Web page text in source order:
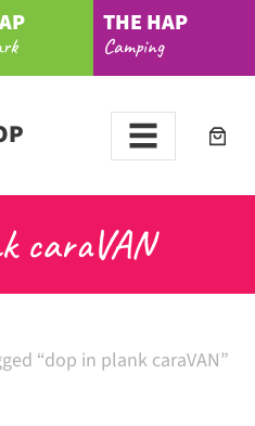
THE HAP
Camping
caraVAN
“dop in plank caraVAN”